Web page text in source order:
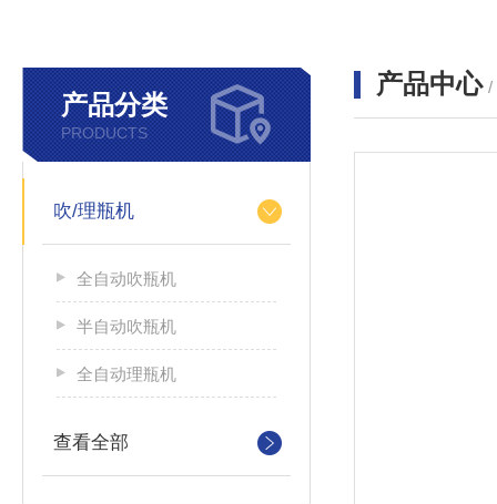
产品分类
PRODUCTS
吹/理瓶机
全自动吹瓶机
半自动吹瓶机
全自动理瓶机
查看全部
产品中心 /